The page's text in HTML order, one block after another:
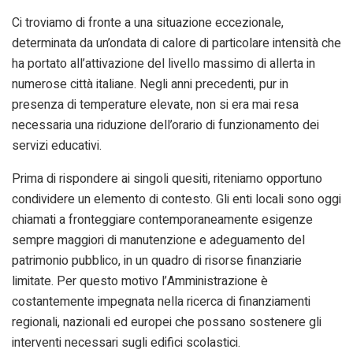
Ci troviamo di fronte a una situazione eccezionale,
determinata da un’ondata di calore di particolare intensità che
ha portato all’attivazione del livello massimo di allerta in
numerose città italiane. Negli anni precedenti, pur in
presenza di temperature elevate, non si era mai resa
necessaria una riduzione dell’orario di funzionamento dei
servizi educativi.
Prima di rispondere ai singoli quesiti, riteniamo opportuno
condividere un elemento di contesto. Gli enti locali sono oggi
chiamati a fronteggiare contemporaneamente esigenze
sempre maggiori di manutenzione e adeguamento del
patrimonio pubblico, in un quadro di risorse finanziarie
limitate. Per questo motivo l’Amministrazione è
costantemente impegnata nella ricerca di finanziamenti
regionali, nazionali ed europei che possano sostenere gli
interventi necessari sugli edifici scolastici.